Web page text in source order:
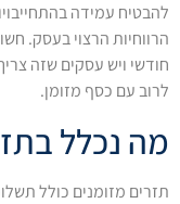
להבטיח עמידה
הרווחיות הרצוי בעסק.
חודשי ויש עסקים שזה
לרוב עם כסף מזומן.
מה נכלל
תזרים מזומנים כולל